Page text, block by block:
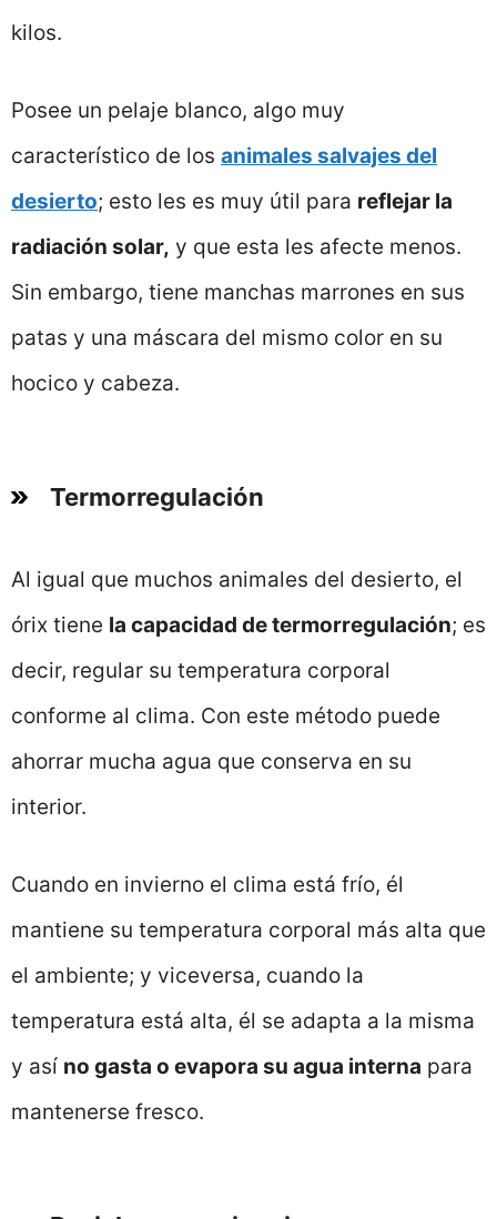
kilos.
Posee un pelaje blanco, algo muy
característico de los animales salvajes del
desierto; esto les es muy útil para reflejar la
radiación solar, y que esta les afecte menos.
Sin embargo, tiene manchas marrones en sus
patas y una máscara del mismo color en su
hocico y cabeza.
Termorregulación
Al igual que muchos animales del desierto, el
órix tiene la capacidad de termorregulación; es
decir, regular su temperatura corporal
conforme al clima. Con este método puede
ahorrar mucha agua que conserva en su
interior.
Cuando en invierno el clima está frío, él
mantiene su temperatura corporal más alta que
el ambiente; y viceversa, cuando la
temperatura está alta, él se adapta a la misma
y así no gasta o evapora su agua interna para
mantenerse fresco.